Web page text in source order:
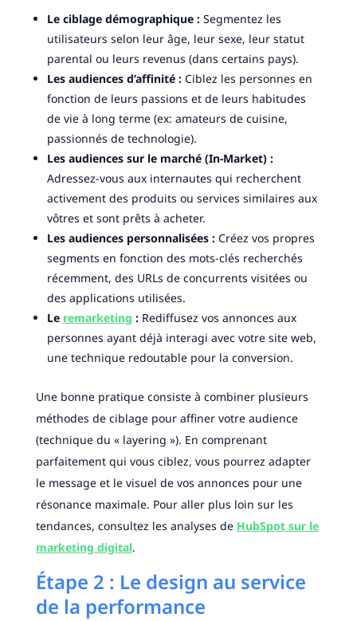
Le ciblage démographique :Segmentez les
utilisateurs selon leur âge, leur sexe, leur statut
parental ou leurs revenus (dans certains pays).
Les audiences d’affinité :Ciblez les personnes en
fonction de leurs passions et de leurs habitudes
de vie à long terme (ex: amateurs de cuisine,
passionnés de technologie).
Les audiences sur le marché (In-Market) :
Adressez-vous aux internautes qui recherchent
activement des produits ou services similaires aux
vôtres et sont prêts à acheter.
Les audiences personnalisées :Créez vos propres
segments en fonction des mots-clés recherchés
récemment, des URLs de concurrents visitées ou
des applications utilisées.
Le remarketing :Rediffusez vos annonces aux
personnes ayant déjà interagi avec votre site web,
une technique redoutable pour la conversion.
Une bonne pratique consiste à combiner plusieurs
méthodes de ciblage pour affiner votre audience
(technique du « layering »). En comprenant
parfaitement qui vous ciblez, vous pourrez adapter
le message et le visuel de vos annonces pour une
résonance maximale. Pour aller plus loin sur les
tendances, consultez les analyses de HubSpot sur le
marketing digital.
Étape 2 : Le design au service
de la performance